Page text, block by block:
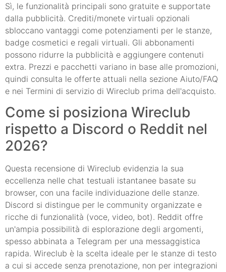
Sì, le funzionalità principali sono gratuite e supportate
dalla pubblicità. Crediti/monete virtuali opzionali
sbloccano vantaggi come potenziamenti per le stanze,
badge cosmetici e regali virtuali. Gli abbonamenti
possono ridurre la pubblicità e aggiungere contenuti
extra. Prezzi e pacchetti variano in base alle promozioni,
quindi consulta le offerte attuali nella sezione Aiuto/FAQ
e nei Termini di servizio di Wireclub prima dell'acquisto.
Come si posiziona Wireclub
rispetto a Discord o Reddit nel
2026?
Questa recensione di Wireclub evidenzia la sua
eccellenza nelle chat testuali istantanee basate su
browser, con una facile individuazione delle stanze.
Discord si distingue per le community organizzate e
ricche di funzionalità (voce, video, bot). Reddit offre
un'ampia possibilità di esplorazione degli argomenti,
spesso abbinata a Telegram per una messaggistica
rapida. Wireclub è la scelta ideale per le stanze di testo
a cui si accede senza prenotazione, non per integrazioni